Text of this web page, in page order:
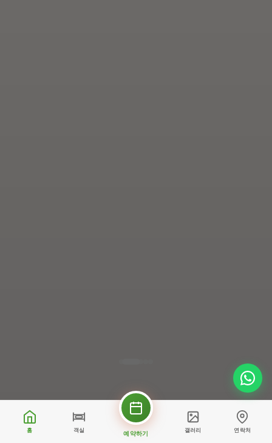
홈 객실 예약하기 갤러리 연락처